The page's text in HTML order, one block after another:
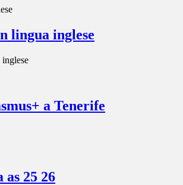
lingua inglese
a Tenerife
25 26